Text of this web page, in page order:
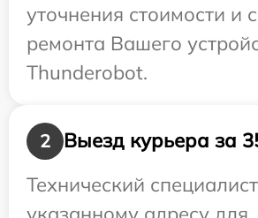
уточнения стоимости и
ремонта Вашего
Thunderobot.
2
Выезд курьера за
Технический